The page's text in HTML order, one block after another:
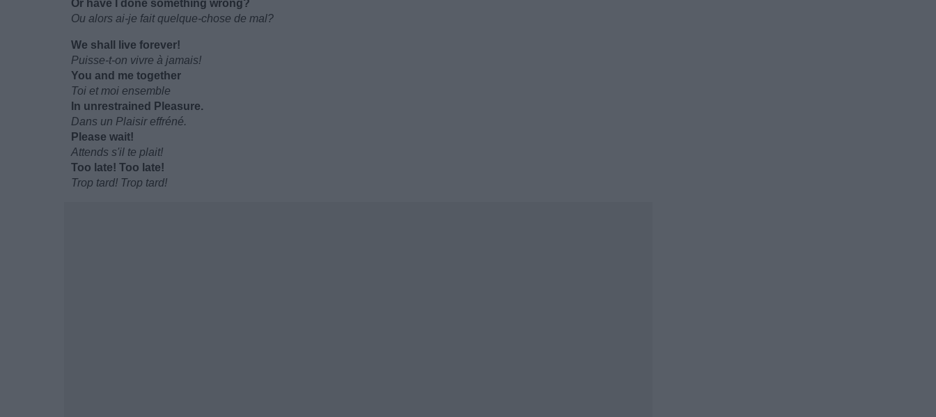
Or have I done something wrong?
Ou alors ai-je fait quelque-chose de mal?
We shall live forever!
Puisse-t-on vivre à jamais!
You and me together
Toi et moi ensemble
In unrestrained Pleasure.
Dans un Plaisir effréné.
Please wait!
Attends s'il te plait!
Too late! Too late!
Trop tard! Trop tard!